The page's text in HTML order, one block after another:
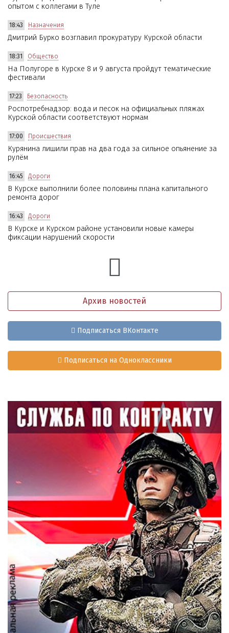
опытом с коллегами в Туле
18:43 Назначения
Дмитрий Бурко возглавил прокуратуру Курской области
18:31 Общество
На Полугоре в Курске 8 и 9 августа пройдут тематические
фестивали
17:23 Безопасность
Роспотребнадзор: вода и песок на официальных пляжах
Курской области соответствуют нормам
17:00 Происшествия
Курянина лишили прав на два года за сильное опьянение за
рулём
16:45 Дороги
В Курске выполнили более половины плана капитального
ремонта дорог
16:43 Дороги
В Курске и Курском районе установили новые камеры
фиксации нарушений скорости
Архив новостей
Подписаться ВКонтакте
Подписаться на Одноклассники